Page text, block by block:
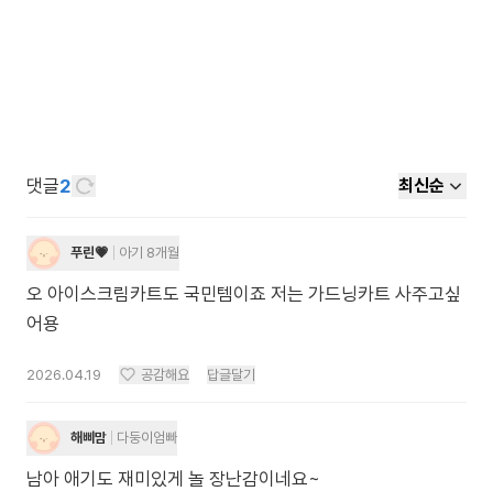
댓글2 최신순
푸린💗 아기 8개월
오 아이스크림카트도 국민템이죠 저는 가드닝카트 사주고싶
어용
2026.04.19 공감해요 답글달기
해삐맘 다둥이엄빠
남아 애기도 재미있게 놀 장난감이네요~